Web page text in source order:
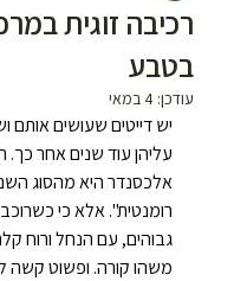
רכיבה זוגית
בטבע
עודכן: 4 במאי
יש דייטים שעושים אותם
עליהן עוד שנים אחר כך.
אלכסנדר היא מהסוג
רומנטית". אלא כי
גבוהים, עם הנחל ורוח
משהו קורה. ופשוט קשה